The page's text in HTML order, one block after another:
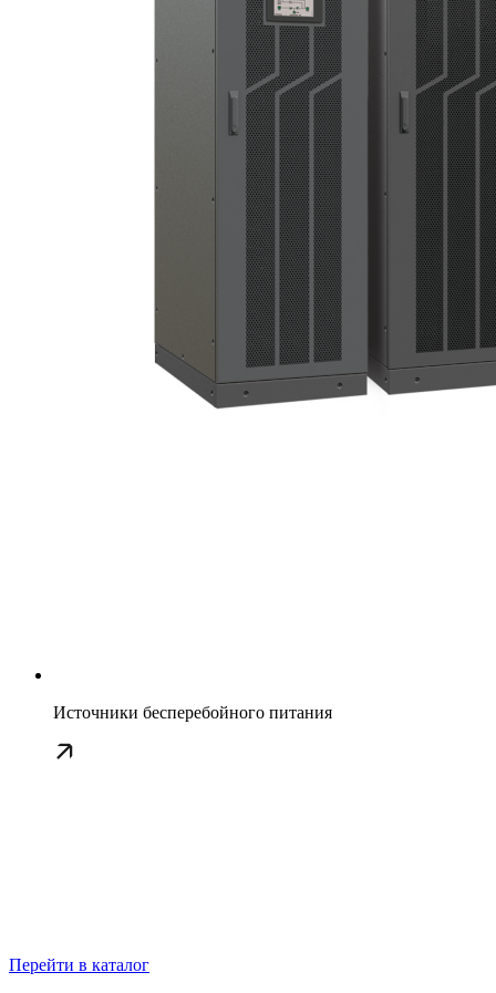
Источники бесперебойного питания
Перейти в каталог